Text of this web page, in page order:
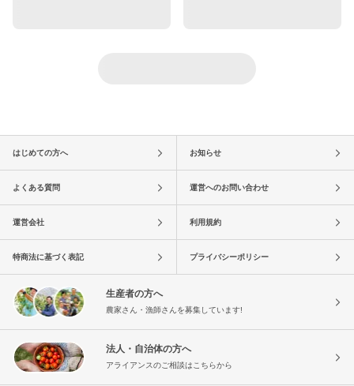
はじめての方へ お知らせ
よくある質問 運営へのお問い合わせ
運営会社 利用規約
特商法に基づく表記 プライバシーポリシー
生産者の方へ
農家さん・漁師さんを募集しています!
法人・自治体の方へ
アライアンスのご相談はこちらから